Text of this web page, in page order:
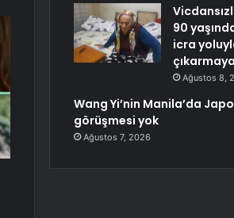
90
icra
Ağustos 8,
Wang Yi’nin Manila’da
görüşmesi yok
Ağustos 7, 2026